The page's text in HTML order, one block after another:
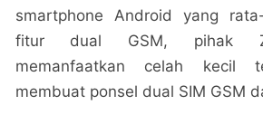
smartphone Android yang
fitur dual GSM, pihak
memanfaatkan celah kecil
membuat ponsel dual SIM GSM